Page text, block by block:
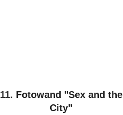
11. Fotowand "Sex and the
City"